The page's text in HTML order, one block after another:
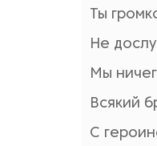
Ты
Не
Мы
Всякий
С